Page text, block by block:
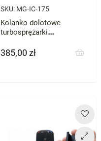
SKU: MG-IC-175
Kolanko dolotowe
turbosprężarki
A5 VW Golf VII GTI R
Skoda Octavia RS Seat
Cena
385,00 zł